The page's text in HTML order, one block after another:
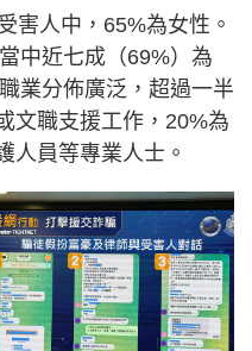
害人中，65%為女性。
中近七成（69%）為
業分佈廣泛，超過一半
文職支援工作，20%為
人員等專業人士。